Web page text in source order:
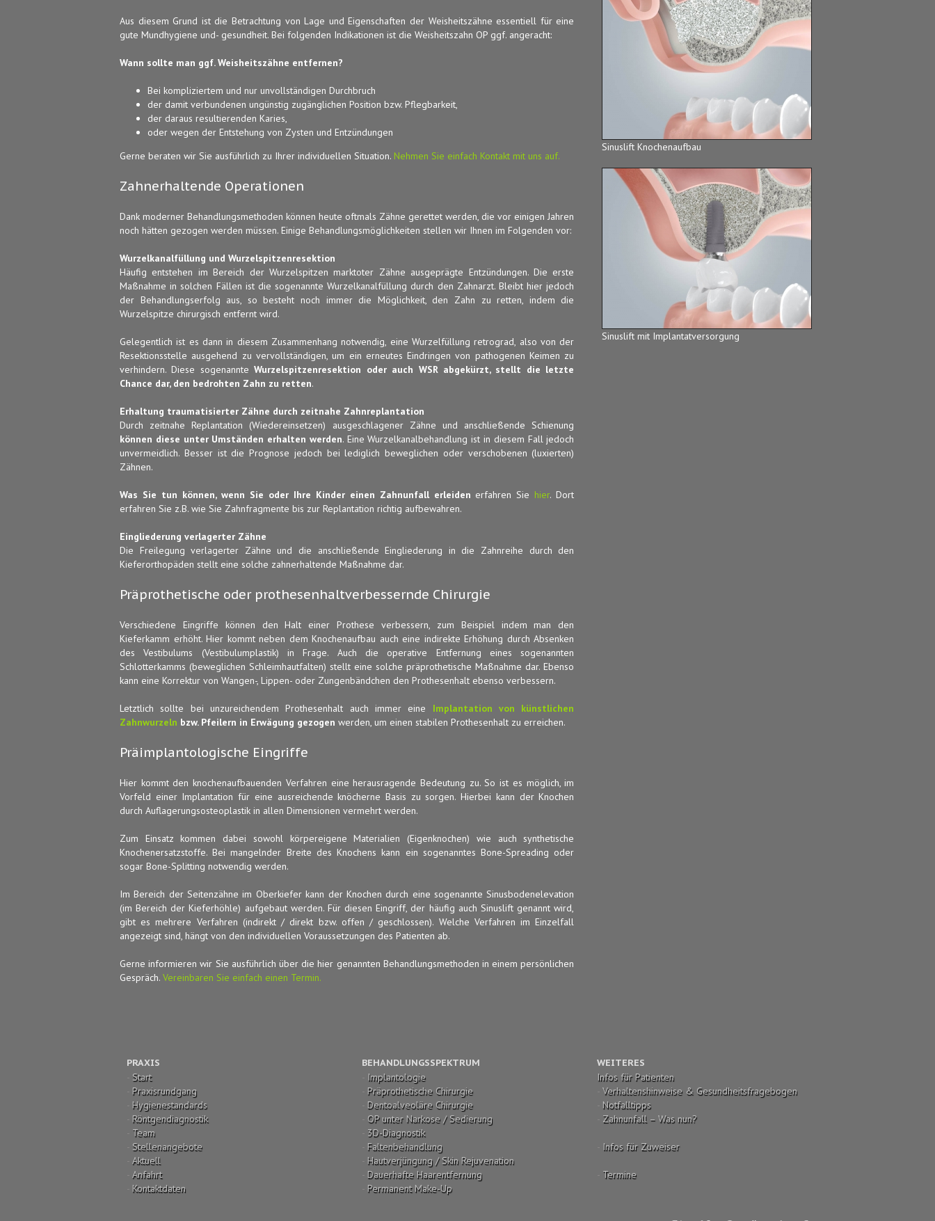
Aus diesem Grund ist die Betrachtung von Lage und Eigenschaften der Weisheitszähne essentiell für eine
gute Mundhygiene und- gesundheit. Bei folgenden Indikationen ist die Weisheitszahn OP ggf. angeracht:
Wann sollte man ggf. Weisheitszähne entfernen?
Bei kompliziertem und nur unvollständigen Durchbruch
der damit verbundenen ungünstig zugänglichen Position bzw. Pflegbarkeit,
der daraus resultierenden Karies,
oder wegen der Entstehung von Zysten und Entzündungen
Gerne beraten wir Sie ausführlich zu Ihrer individuellen Situation. Nehmen Sie einfach Kontakt mit uns auf.
Zahnerhaltende Operationen
Dank moderner Behandlungsmethoden können heute oftmals Zähne gerettet werden, die vor einigen Jahren
noch hätten gezogen werden müssen. Einige Behandlungsmöglichkeiten stellen wir Ihnen im Folgenden vor:
Wurzelkanalfüllung und Wurzelspitzenresektion
Häufig entstehen im Bereich der Wurzelspitzen marktoter Zähne ausgeprägte Entzündungen. Die erste
Maßnahme in solchen Fällen ist die sogenannte Wurzelkanalfüllung durch den Zahnarzt. Bleibt hier jedoch
der Behandlungserfolg aus, so besteht noch immer die Möglichkeit, den Zahn zu retten, indem die
Wurzelspitze chirurgisch entfernt wird.
Gelegentlich ist es dann in diesem Zusammenhang notwendig, eine Wurzelfüllung retrograd, also von der
Resektionsstelle ausgehend zu vervollständigen, um ein erneutes Eindringen von pathogenen Keimen zu
verhindern. Diese sogenannteWurzelspitzenresektion oder auch WSR abgekürzt, stellt die letzte
Chance dar, den bedrohten Zahn zu retten.
Erhaltung traumatisierter Zähne durch zeitnahe Zahnreplantation
Durch zeitnahe Replantation (Wiedereinsetzen) ausgeschlagener Zähne und anschließende Schienung
können diese unter Umständen erhalten werden. Eine Wurzelkanalbehandlung ist in diesem Fall jedoch
unvermeidlich. Besser ist die Prognose jedoch bei lediglich beweglichen oder verschobenen (luxierten)
Zähnen.
Was Sie tun können, wenn Sie oder Ihre Kinder einen Zahnunfall erleiden erfahren Sie hier. Dort
erfahren Sie z.B. wie Sie Zahnfragmente bis zur Replantation richtig aufbewahren.
Eingliederung verlagerter Zähne
Die Freilegung verlagerter Zähne und die anschließende Eingliederung in die Zahnreihe durch den
Kieferorthopäden stellt eine solche zahnerhaltende Maßnahme dar.
Präprothetische oder prothesenhaltverbessernde Chirurgie
Verschiedene Eingriffe können den Halt einer Prothese verbessern, zum Beispiel indem man den
Kieferkamm erhöht. Hier kommt neben dem Knochenaufbau auch eine indirekte Erhöhung durch Absenken
des Vestibulums (Vestibulumplastik) in Frage. Auch die operative Entfernung eines sogenannten
Schlotterkamms (beweglichen Schleimhautfalten) stellt eine solche präprothetische Maßnahme dar. Ebenso
kann eine Korrektur von Wangen-, Lippen- oder Zungenbändchen den Prothesenhalt ebenso verbessern.
Letztlich sollte bei unzureichendem Prothesenhalt auch immer eine Implantation von künstlichen
Zahnwurzeln bzw. Pfeilern in Erwägung gezogen werden, um einen stabilen Prothesenhalt zu erreichen.
Präimplantologische Eingriffe
Hier kommt den knochenaufbauenden Verfahren eine herausragende Bedeutung zu. So ist es möglich, im
Vorfeld einer Implantation für eine ausreichende knöcherne Basis zu sorgen. Hierbei kann der Knochen
durch Auflagerungsosteoplastik in allen Dimensionen vermehrt werden.
Zum Einsatz kommen dabei sowohl körpereigene Materialien (Eigenknochen) wie auch synthetische
Knochenersatzstoffe. Bei mangelnder Breite des Knochens kann ein sogenanntes Bone-Spreading oder
sogar Bone-Splitting notwendig werden.
Im Bereich der Seitenzähne im Oberkiefer kann der Knochen durch eine sogenannte Sinusbodenelevation
(im Bereich der Kieferhöhle) aufgebaut werden. Für diesen Eingriff, der häufig auch Sinuslift genannt wird,
gibt es mehrere Verfahren (indirekt / direkt bzw. offen / geschlossen). Welche Verfahren im Einzelfall
angezeigt sind, hängt von den individuellen Voraussetzungen des Patienten ab.
Gerne informieren wir Sie ausführlich über die hier genannten Behandlungsmethoden in einem persönlichen
Gespräch. Vereinbaren Sie einfach einen Termin.
Sinuslift Knochenaufbau
Sinuslift mit Implantatversorgung
PRAXIS
- Start
- Praxisrundgang
- Hygienestandards
- Röntgendiagnostik
- Team
- Stellenangebote
- Aktuell
- Anfahrt
- Kontaktdaten
BEHANDLUNGSSPEKTRUM
- Implantologie
- Präprothetische Chirurgie
- Dentoalveoläre Chirurgie
- OP unter Narkose / Sedierung
- 3D-Diagnostik
- Faltenbehandlung
- Hautverjüngung / Skin Rejuvenation
- Dauerhafte Haarentfernung
- Permanent Make-Up
WEITERES
Infos für Patienten
-Verhaltenshinweise & Gesundheitsfragebogen
- Notfalltipps
- Zahnunfall – Was nun?
- Infos für Zuweiser
- Termine